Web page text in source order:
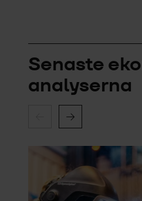
Senaste
analyserna